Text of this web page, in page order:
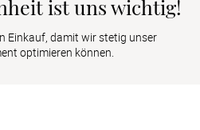
ist uns wichtig!
Einkauf, damit wir stetig unser
optimieren können.